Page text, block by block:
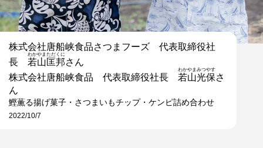
株式会社唐船峡食品さつまフーズ 代表取締役社
長 若山匡邦
わかやまただくに
さん
株式会社唐船峡食品 代表取締役社長 若山光保
わかやまみつやす
さ
ん
鰹薫る揚げ菓子・さつまいもチップ・ケンピ詰め合わせ
2022/10/7